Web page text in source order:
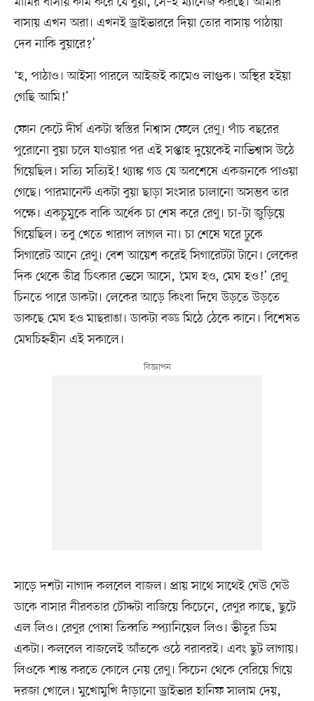
বাসায় এখন অরা। এখনই ড্রাইভাররে দিয়া তোর বাসায় পাঠায়া
দেব নাকি বুয়ারে?’
‘হ, পাঠাও। আইসা পারলে আইজই কামেও লাগুক। অস্থির হইয়া
গেছি আমি!’
ফোন কেটে দীর্ঘ একটা স্বস্তির নিশ্বাস ফেলে রেণু। পাঁচ বছরের
পুরোনো বুয়া চলে যাওয়ার পর এই সপ্তাহ দুয়েকেই নাভিশ্বাস উঠে
গিয়েছিল। সত্যি সত্যিই! থ্যাঙ্ক গড যে অবশেষে একজনকে পাওয়া
গেছে। পারমানেন্ট একটা বুয়া ছাড়া সংসার চালানো অসম্ভব তার
পক্ষে। একচুমুকে বাকি অর্ধেক চা শেষ করে রেণু। চা–টা জুড়িয়ে
গিয়েছিল। তবু খেতে খারাপ লাগল না। চা শেষে ঘরে ঢুকে
সিগারেট আনে রেণু। বেশ আয়েশ করেই সিগারেটটা টানে। লেকের
দিক থেকে তীব্র চিৎকার ভেসে আসে, ‘মেঘ হও, মেঘ হও!’ রেণু
চিনতে পারে ডাকটা। লেকের আড়ে কিংবা দিঘে উড়তে উড়তে
ডাকছে মেঘ হও মাছরাঙা। ডাকটা বড্ড মিঠে ঠেকে কানে। বিশেষত
মেঘচিহ্নহীন এই সকালে।
সাড়ে দশটা নাগাদ কলবেল বাজল। প্রায় সাথে সাথেই ঘেউ ঘেউ
ডাকে বাসার নীরবতার চৌদ্দটা বাজিয়ে কিচেনে, রেণুর কাছে, ছুটে
এল লিও। রেণুর পোষা তিব্বতি স্প্যানিয়েল লিও। ভীতুর ডিম
একটা। কলবেল বাজলেই আঁতকে ওঠে বরাবরই। এবং ছুট লাগায়।
লিওকে শান্ত করতে কোলে নেয় রেণু। কিচেন থেকে বেরিয়ে গিয়ে
দরজা খোলে। মুখোমুখি দাঁড়ানো ড্রাইভার হানিফ সালাম দেয়,